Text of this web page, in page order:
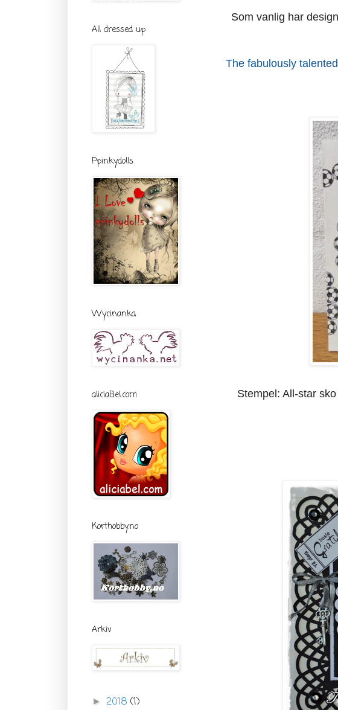
Som vanlig har
The fabulously
Stempel: All-star
All dressed up
Ppinkydolls
Wycinanka
aliciaBel.com
Korthobby.no
Arkiv
► 2018 (1)